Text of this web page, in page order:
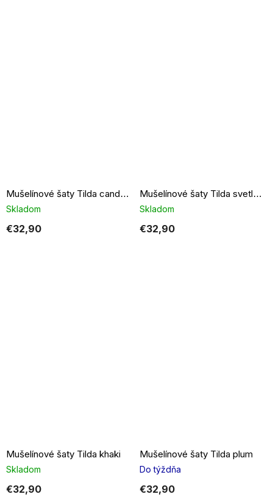
Mušelínové šaty Tilda candy pink
Skladom
€32,90
Mušelínové šaty Tilda svetlo modré
Skladom
€32,90
Mušelínové šaty Tilda khaki
Skladom
€32,90
Mušelínové šaty Tilda plum
Do týždňa
€32,90